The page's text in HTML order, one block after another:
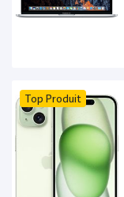
Top Produit